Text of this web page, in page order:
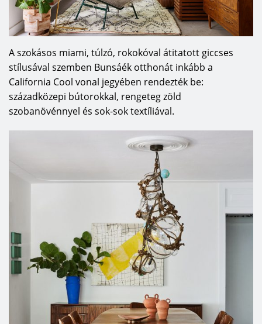
A szokásos miami, túlzó, rokokóval átitatott giccses
stílusával szemben Bunsáék otthonát inkább a
California Cool vonal jegyében rendezték be:
századközepi bútorokkal, rengeteg zöld
szobanövénnyel és sok-sok textíliával.